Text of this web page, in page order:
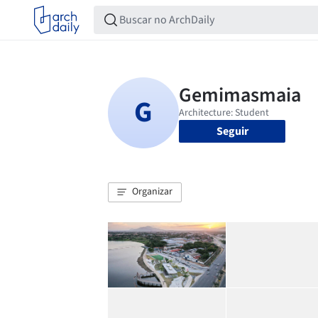
Seguir
Organizar